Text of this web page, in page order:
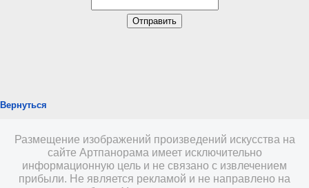
Вернуться
Размещение изображений произведений искусства на
сайте Артпанорама имеет исключительно
информационную цель и не связано с извлечением
прибыли. Не является рекламой и не направлено на